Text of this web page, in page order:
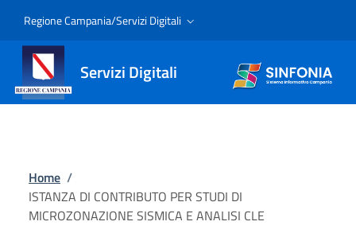
Regione Campania/Servizi Digitali
Servizi Digitali
Home /
ISTANZA DI CONTRIBUTO PER STUDI DI
MICROZONAZIONE SISMICA E ANALISI CLE